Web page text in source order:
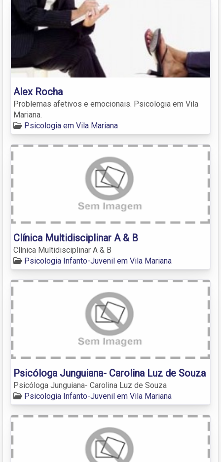
Alex Rocha
Problemas afetivos e emocionais. Psicologia em Vila
Mariana.
Psicologia em Vila Mariana
Clínica Multidisciplinar A & B
Clínica Multidisciplinar A & B
Psicologia Infanto-Juvenil em Vila Mariana
Psicóloga Junguiana- Carolina Luz de Souza
Psicóloga Junguiana- Carolina Luz de Souza
Psicologia Infanto-Juvenil em Vila Mariana